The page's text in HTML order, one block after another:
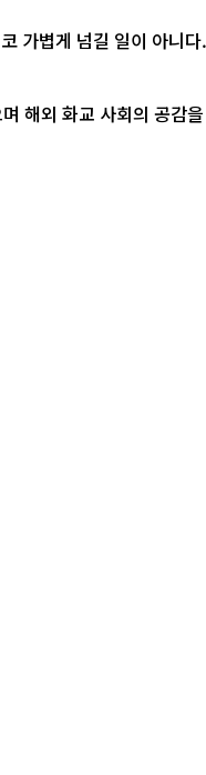
가볍게 넘길 일이 아니
끌어내고 있다. 18일 현지 영